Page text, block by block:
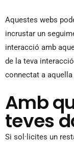
Aquestes webs
incrustar un
interacció amb
de la teva
connectat a aquella
Amb
teves
Si sol·licites un